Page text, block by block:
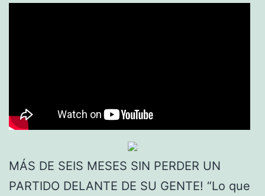
MÁS DE SEIS MESES SIN PERDER UN
PARTIDO DELANTE DE SU GENTE! “Lo que